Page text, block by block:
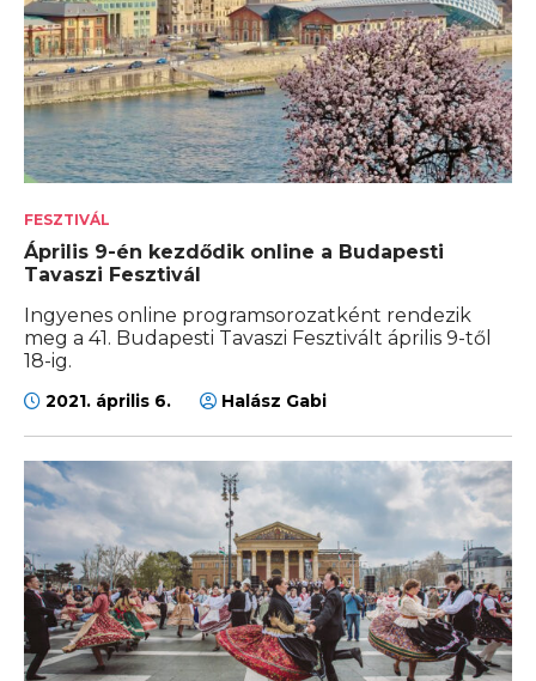
FESZTIVÁL
Április 9-én kezdődik online a Budapesti
Tavaszi Fesztivál
Ingyenes online programsorozatként rendezik
meg a 41. Budapesti Tavaszi Fesztivált április 9-től
18-ig.
2021. április 6. Halász Gabi